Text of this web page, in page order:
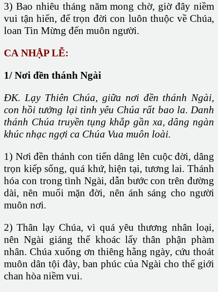
3) Bao nhiêu tháng năm mong chờ, giờ đây niềm
vui tận hiến, để trọn đời con luôn thuộc về Chúa,
loan Tin Mừng đến muôn người.
CA NHẬP LỄ:
1/ Nơi đền thánh Ngài
ĐK. Lạy Thiên Chúa, giữa nơi đền thánh Ngài,
con hồi tưởng lại tình yêu Chúa rất bao la. Danh
thánh Chúa truyền tụng khắp gần xa, dâng ngàn
khúc nhạc ngợi ca Chúa Vua muôn loài.
1) Nơi đền thánh con tiến dâng lên cuộc đời, dâng
trọn kiếp sống, quá khứ, hiện tại, tương lai. Thánh
hóa con trong tình Ngài, dẫn bước con trên đường
dài, nên muối mặn đời, nên ánh sáng cho người
muôn nơi.
2) Thân lạy Chúa, vì quá yêu thương nhân loại,
nên Ngài giáng thế khoác lấy thân phận phàm
nhân. Chúa xuống ơn thiêng hằng ngày, cứu thoát
muôn dân tội đày, ban phúc của Ngài cho thế giới
chan hòa niềm vui.